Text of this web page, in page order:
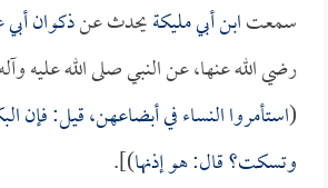
سمعتابن أبي مليكةيحدث عنذكوان
رضي الله عنها، عن النبي صلى الله عليه
(استأمروا النساء في أبضاعهن، قيل: فإن
وتسكت؟ قال: هو إذنها)].